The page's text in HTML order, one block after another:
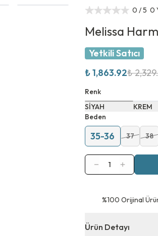
0 / 5 0
Melissa
Yetkili Satıcı
₺ 1,863.92₺
Renk
SİYAH
KREM
Beden
35-36 37 38
1
⁠%100 Orijinal
Ürün Detayı